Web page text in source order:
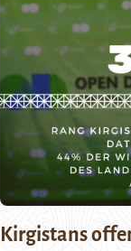
Kirgistans